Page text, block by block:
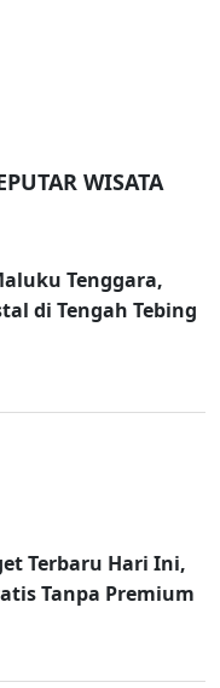
WISATA
Tenggara,
di Tengah Tebing
Terbaru Hari Ini,
Tanpa Premium